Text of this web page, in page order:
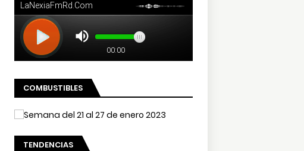
COMBUSTIBLES
TENDENCIAS